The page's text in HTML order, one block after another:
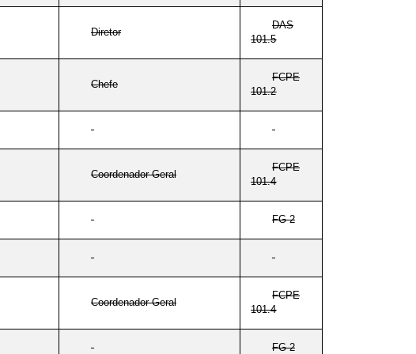
Diretor
DAS
101.5
Chefe
FCPE
101.2
Coordenador-Geral
FCPE
101.4
FG-2
Coordenador-Geral
FCPE
101.4
FG-2